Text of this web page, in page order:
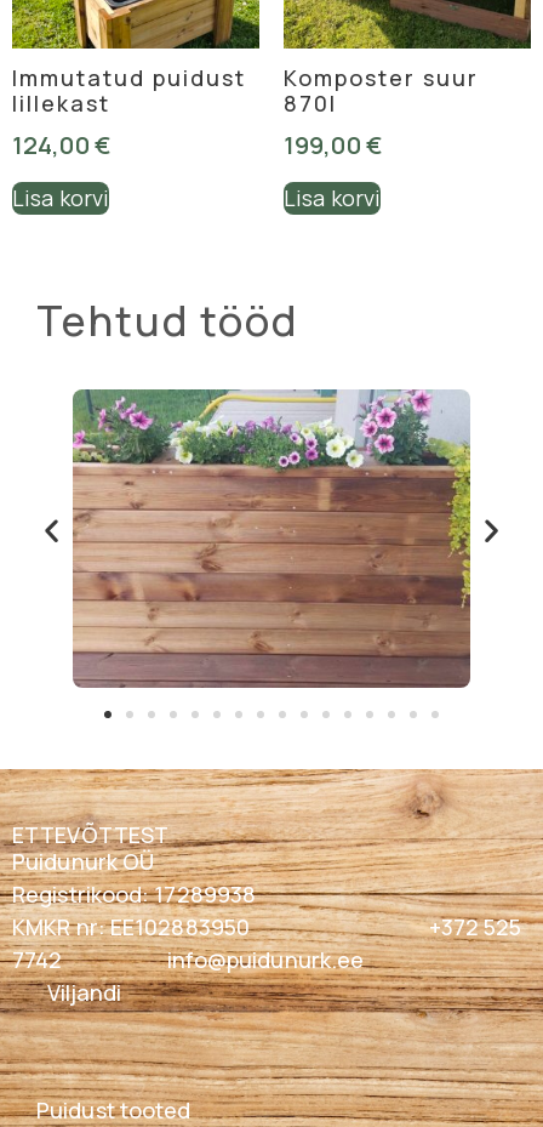
Immutatud puidust
lillekast
124,00€
Lisa korvi
Komposter suur
870l
199,00€
Lisa korvi
Tehtud tööd
ETTEVÕTTEST
Puidunurk OÜ
Registrikood: 17289938
KMKR nr: EE102883950 +372 525
7742info@puidunurk.ee
Viljandi
Puidust tooted